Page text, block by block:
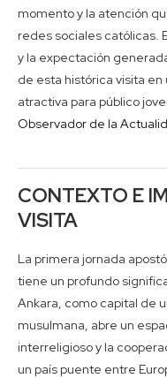
momento y la atención
redes sociales católicas.
y la expectación
de esta histórica visita
atractiva para público
Observador de la
CONTEXTO E
VISITA
La primera jornada
tiene un profundo
Ankara, como capital de
musulmana, abre un
interreligioso y la
un país puente entre